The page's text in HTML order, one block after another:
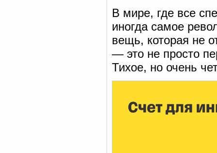
В мире, где все
иногда самое
вещь, которая не
— это не просто
Тихое, но очень